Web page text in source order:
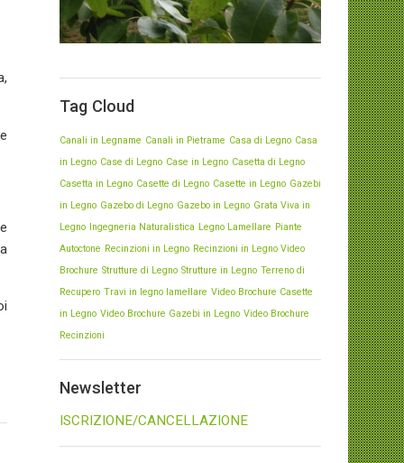
Tag Cloud
Canali in Legname Canali in Pietrame Casa di Legno Casa
in Legno Case di Legno Case in Legno Casetta di Legno
Casetta in Legno Casette di Legno Casette in Legno Gazebi
in Legno Gazebo di Legno Gazebo in Legno Grata Viva in
Legno Ingegneria Naturalistica Legno Lamellare Piante
Autoctone Recinzioni in Legno Recinzioni in Legno Video
Brochure Strutture di Legno Strutture in Legno Terreno di
Recupero Travi in legno lamellare Video Brochure Casette
in Legno Video Brochure Gazebi in Legno Video Brochure
Recinzioni
Newsletter
ISCRIZIONE/CANCELLAZIONE